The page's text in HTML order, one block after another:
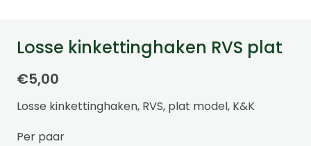
Losse kinkettinghaken RVS plat
€5,00
Losse kinkettinghaken, RVS, plat model, K&K
Per paar